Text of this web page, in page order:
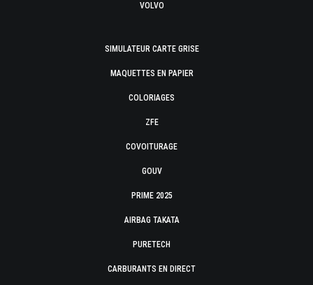
VOLVO
SIMULATEUR CARTE GRISE
MAQUETTES EN PAPIER
COLORIAGES
ZFE
COVOITURAGE
GOUV
PRIME 2025
AIRBAG TAKATA
PURETECH
CARBURANTS EN DIRECT